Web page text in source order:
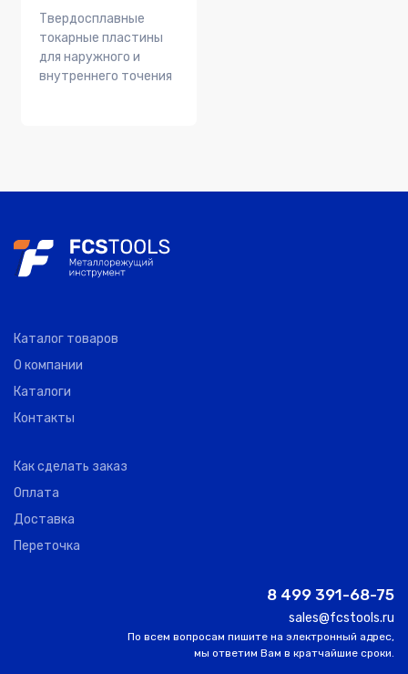
Твердосплавные
токарные пластины
для наружного и
внутреннего точения
Каталог товаров
О компании
Каталоги
Контакты
Как сделать заказ
Оплата
Доставка
Переточка
8 499 391-68-75
sales@fcstools.ru
По всем вопросам пишите на электронный адрес,
мы ответим Вам в кратчайшие сроки.